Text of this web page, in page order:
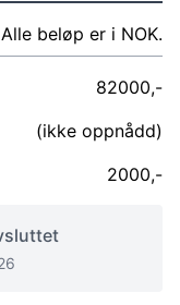
Alle beløp er i NOK.
82000,-
(ikke oppnådd)
2000,-